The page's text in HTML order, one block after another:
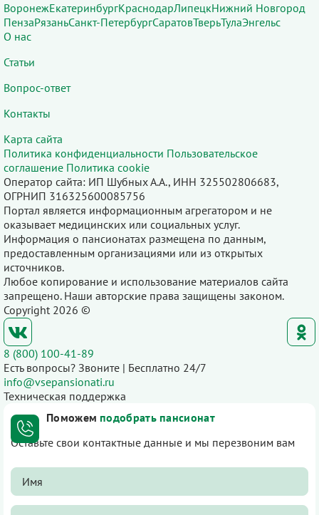
ВоронежЕкатеринбургКраснодарЛипецкНижний Новгород
ПензаРязаньСанкт-ПетербургСаратовТверьТулаЭнгельс
О нас
Статьи
Вопрос-ответ
Контакты
Карта сайта
Политика конфиденциальности Пользовательское
соглашение Политика cookie
Оператор сайта: ИП Шубных А.А., ИНН 325502806683,
ОГРНИП 316325600085756
Портал является информационным агрегатором и не
оказывает медицинских или социальных услуг.
Информация о пансионатах размещена по данным,
предоставленным организациями или из открытых
источников.
Любое копирование и использование материалов сайта
запрещено. Наши авторские права защищены законом.
Copyright 2026 ©
8 (800) 100-41-89
Есть вопросы? Звоните | Бесплатно 24/7
info@vsepansionati.ru
Техническая поддержка
Поможем подобрать пансионат
Оставьте свои контактные данные и мы перезвоним вам